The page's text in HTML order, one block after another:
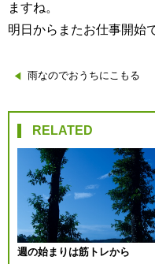
ますね。
明日からまたお仕事開始
投
稿
ナ
ビ
ゲ
ー
雨なのでおうちにこもる
RELATED
週の始まりは筋トレから